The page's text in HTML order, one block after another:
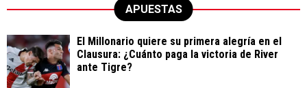
APUESTAS
El Millonario quiere su primera alegría en el
Clausura: ¿Cuánto paga la victoria de River
ante Tigre?